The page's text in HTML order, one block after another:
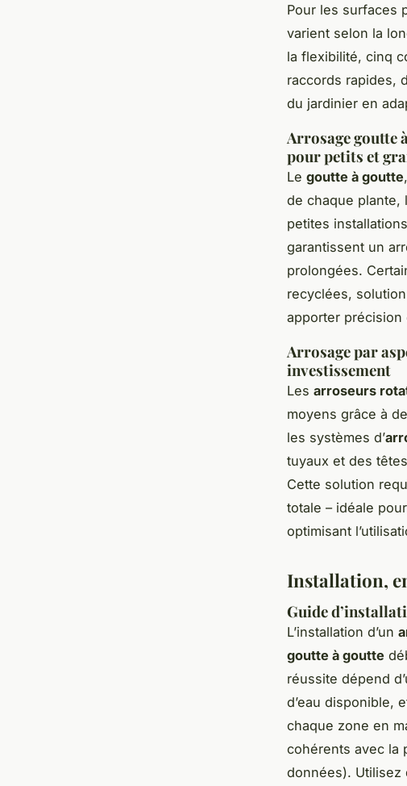
Pour les surfaces
varient selon la
la flexibilité, cinq
raccords rapides,
du jardinier en
Arrosage goutte
pour petits et
Le goutte à goutte
de chaque plante,
petites
garantissent un
prolongées.
recyclées,
apporter précision
Arrosage par
investissement
Les arroseurs
moyens grâce à
les systèmes d’
tuyaux et des
Cette solution
totale – idéale
optimisant
Installation,
Guide
L’installation d’un
goutte à goutte
réussite dépend
d’eau disponible,
chaque zone en
cohérents avec la
données).